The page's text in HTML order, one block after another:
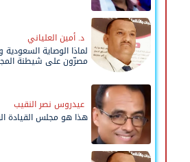
د. أمين العلياني
لماذا الوصاية
مصرّون على شيطنة
المفوضة وحواضنه
عيدروس نصر النقيب
هذا هو مجلس القيادة